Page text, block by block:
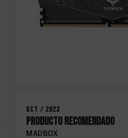
Oct / 2023
PRODUCTO RECOMENDADO
MADBOX